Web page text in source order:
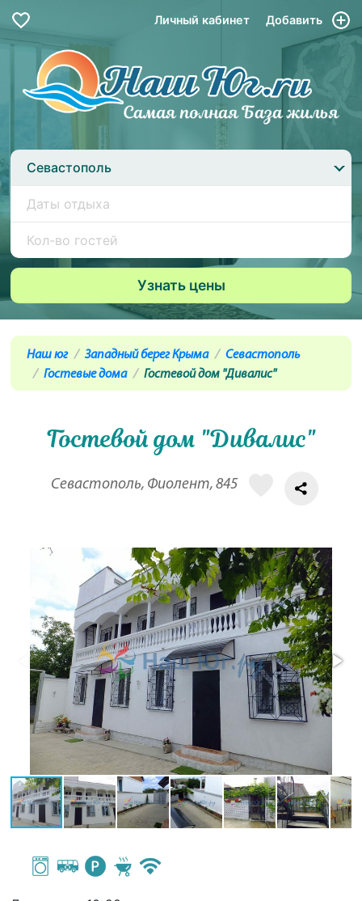
Личный кабинет Добавить
Севастополь
Наш юг Западный берег Крыма
Севастополь
Гостевые дома
Гостевой дом "Дивалис"
Гостевой дом "Дивалис"
Севастополь, Фиолент, 845